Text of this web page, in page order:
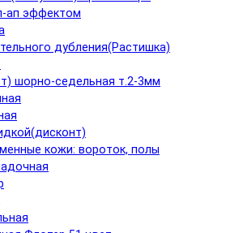
ап эффектом
дубления(Растишка)
шорно-седельная т.2-3мм
кожи: вороток, полы